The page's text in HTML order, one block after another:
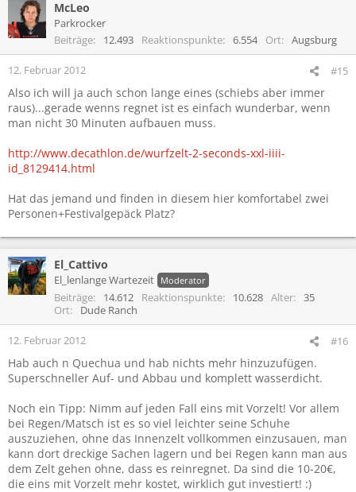
McLeo
Parkrocker
Beiträge
12.493 Reaktionspunkte 6.554 Ort Augsburg
12. Februar 2012 #15
Also ich will ja auch schon lange eines (schiebs aber immer
raus)...gerade wenns regnet ist es einfach wunderbar, wenn
man nicht 30 Minuten aufbauen muss.
http://www.decathlon.de/wurfzelt-2-seconds-xxl-iiii-
id_8129414.html
Hat das jemand und finden in diesem hier komfortabel zwei
Personen+Festivalgepäck Platz?
El_Cattivo
El_lenlange Wartezeit Moderator
Beiträge 14.612 Reaktionspunkte 10.628 Alter
35
Ort
Dude Ranch
12. Februar 2012 #16
Hab auch n Quechua und hab nichts mehr hinzuzufügen.
Superschneller Auf- und Abbau und komplett wasserdicht.
Noch ein Tipp: Nimm auf jeden Fall eins mit Vorzelt! Vor allem
bei Regen/Matsch ist es so viel leichter seine Schuhe
auszuziehen, ohne das Innenzelt vollkommen einzusauen, man
kann dort dreckige Sachen lagern und bei Regen kann man aus
dem Zelt gehen ohne, dass es reinregnet. Da sind die 10-20€,
die eins mit Vorzelt mehr kostet, wirklich gut investiert! :)